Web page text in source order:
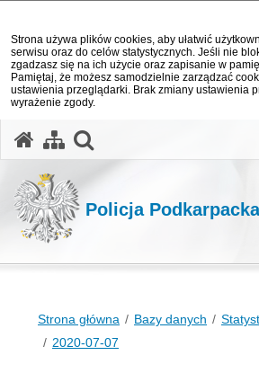
Strona używa plików cookies, aby ułatwić
serwisu oraz do celów statystycznych. Jeśli nie
zgadzasz się na ich użycie oraz zapisanie w
Pamiętaj, że możesz samodzielnie zarządzać
ustawienia przeglądarki. Brak zmiany ustawienia
wyrażenie zgody.
Policja Podkarpacka
Strona główna Bazy danych
2020-07-07